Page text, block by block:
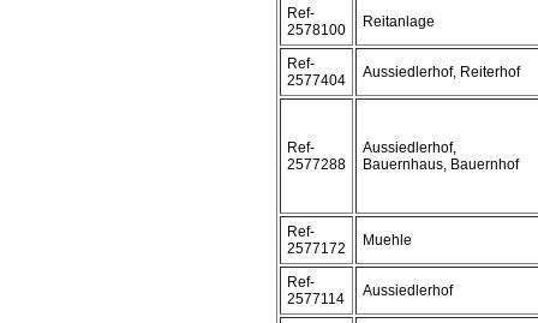
Ref-
2578100
Reitanlage
Ref-
2577404
Aussiedlerhof, Reiterhof
Ref-
2577288
Aussiedlerhof,
Bauernhaus, Bauernhof
Ref-
2577172
Muehle
Ref-
2577114
Aussiedlerhof